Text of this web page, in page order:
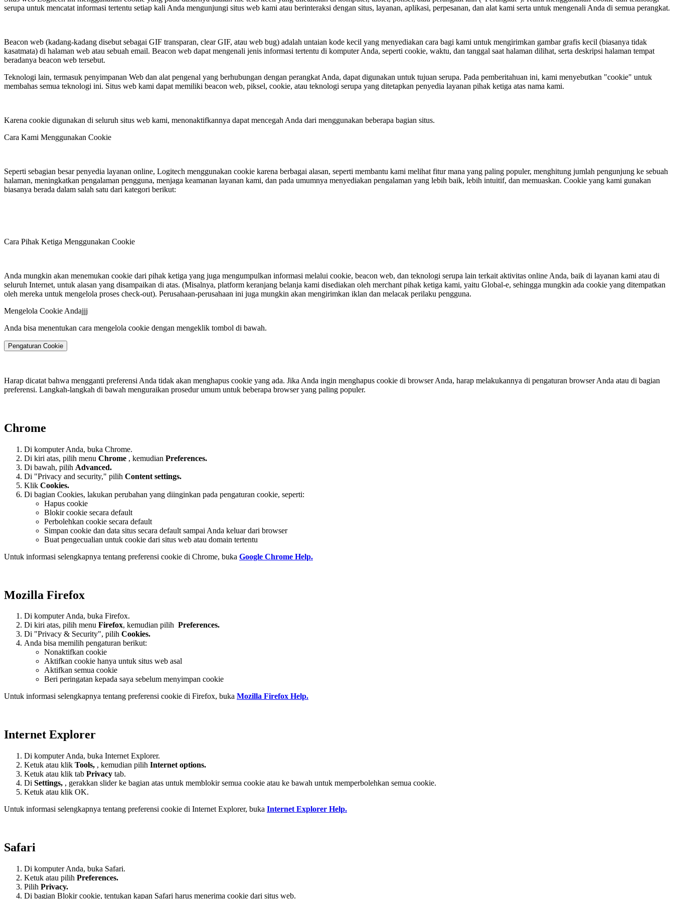
serupa untuk mencatat informasi tertentu setiap kali Anda mengunjungi situs web kami atau berinteraksi dengan situs, layanan, aplikasi, perpesanan, dan alat kami serta untuk mengenali Anda di semua perangkat.
Beacon web (kadang-kadang disebut sebagai GIF transparan, clear GIF, atau web bug) adalah untaian kode kecil yang menyediakan cara bagi kami untuk mengirimkan gambar grafis kecil (biasanya tidak
kasatmata) di halaman web atau sebuah email. Beacon web dapat mengenali jenis informasi tertentu di komputer Anda, seperti cookie, waktu, dan tanggal saat halaman dilihat, serta deskripsi halaman tempat
beradanya beacon web tersebut.
Teknologi lain, termasuk penyimpanan Web dan alat pengenal yang berhubungan dengan perangkat Anda, dapat digunakan untuk tujuan serupa. Pada pemberitahuan ini, kami menyebutkan "cookie" untuk
membahas semua teknologi ini. Situs web kami dapat memiliki beacon web, piksel, cookie, atau teknologi serupa yang ditetapkan penyedia layanan pihak ketiga atas nama kami.
Karena cookie digunakan di seluruh situs web kami, menonaktifkannya dapat mencegah Anda dari menggunakan beberapa bagian situs.
Cara Kami Menggunakan Cookie
Seperti sebagian besar penyedia layanan online, Logitech menggunakan cookie karena berbagai alasan, seperti membantu kami melihat fitur mana yang paling populer, menghitung jumlah pengunjung ke sebuah
halaman, meningkatkan pengalaman pengguna, menjaga keamanan layanan kami, dan pada umumnya menyediakan pengalaman yang lebih baik, lebih intuitif, dan memuaskan. Cookie yang kami gunakan
biasanya berada dalam salah satu dari kategori berikut:
Cara Pihak Ketiga Menggunakan Cookie
Anda mungkin akan menemukan cookie dari pihak ketiga yang juga mengumpulkan informasi melalui cookie, beacon web, dan teknologi serupa lain terkait aktivitas online Anda, baik di layanan kami atau di
seluruh Internet, untuk alasan yang disampaikan di atas. (Misalnya, platform keranjang belanja kami disediakan oleh merchant pihak ketiga kami, yaitu Global-e, sehingga mungkin ada cookie yang ditempatkan
oleh mereka untuk mengelola proses check-out). Perusahaan-perusahaan ini juga mungkin akan mengirimkan iklan dan melacak perilaku pengguna.
Mengelola Cookie Andajjj
Anda bisa menentukan cara mengelola cookie dengan mengeklik tombol di bawah.
Pengaturan Cookie
Harap dicatat bahwa mengganti preferensi Anda tidak akan menghapus cookie yang ada. Jika Anda ingin menghapus cookie di browser Anda, harap melakukannya di pengaturan browser Anda atau di bagian
preferensi. Langkah-langkah di bawah menguraikan prosedur umum untuk beberapa browser yang paling populer.
Chrome
Di komputer Anda, buka Chrome.
Di kiri atas, pilih menu Chrome , kemudian Preferences.
Di bawah, pilih Advanced.
Di "Privacy and security," pilih Content settings.
Klik Cookies.
Di bagian Cookies, lakukan perubahan yang diinginkan pada pengaturan cookie, seperti:
Hapus cookie
Blokir cookie secara default
Perbolehkan cookie secara default
Simpan cookie dan data situs secara default sampai Anda keluar dari browser
Buat pengecualian untuk cookie dari situs web atau domain tertentu
Untuk informasi selengkapnya tentang preferensi cookie di Chrome, buka Google Chrome Help.
Mozilla Firefox
Di komputer Anda, buka Firefox.
Di kiri atas, pilih menu Firefox, kemudian pilih Preferences.
Di "Privacy & Security", pilih Cookies.
Anda bisa memilih pengaturan berikut:
Nonaktifkan cookie
Aktifkan cookie hanya untuk situs web asal
Aktifkan semua cookie
Beri peringatan kepada saya sebelum menyimpan cookie
Untuk informasi selengkapnya tentang preferensi cookie di Firefox, buka Mozilla Firefox Help.
Internet Explorer
Di komputer Anda, buka Internet Explorer.
Ketuk atau klik Tools, , kemudian pilih Internet options.
Ketuk atau klik tab Privacy tab.
Di Settings, , gerakkan slider ke bagian atas untuk memblokir semua cookie atau ke bawah untuk memperbolehkan semua cookie.
Ketuk atau klik OK.
Untuk informasi selengkapnya tentang preferensi cookie di Internet Explorer, buka Internet Explorer Help.
Safari
Di komputer Anda, buka Safari.
Ketuk atau pilih Preferences.
Pilih Privacy.
Di bagian Blokir cookie, tentukan kapan Safari harus menerima cookie dari situs web.